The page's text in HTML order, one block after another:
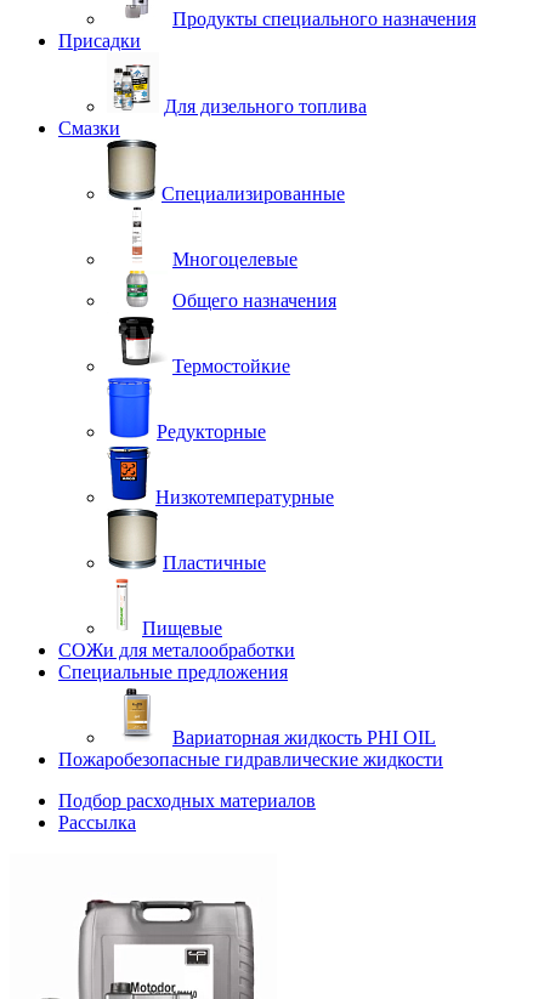
Продукты специального назначения
Присадки
Для дизельного топлива
Смазки
Специализированные
Многоцелевые
Общего назначения
Термостойкие
Редукторные
Низкотемпературные
Пластичные
Пищевые
СОЖи для металообработки
Специальные предложения
Вариаторная жидкость PHI OIL
Пожаробезопасные гидравлические жидкости
Подбор расходных материалов
Рассылка